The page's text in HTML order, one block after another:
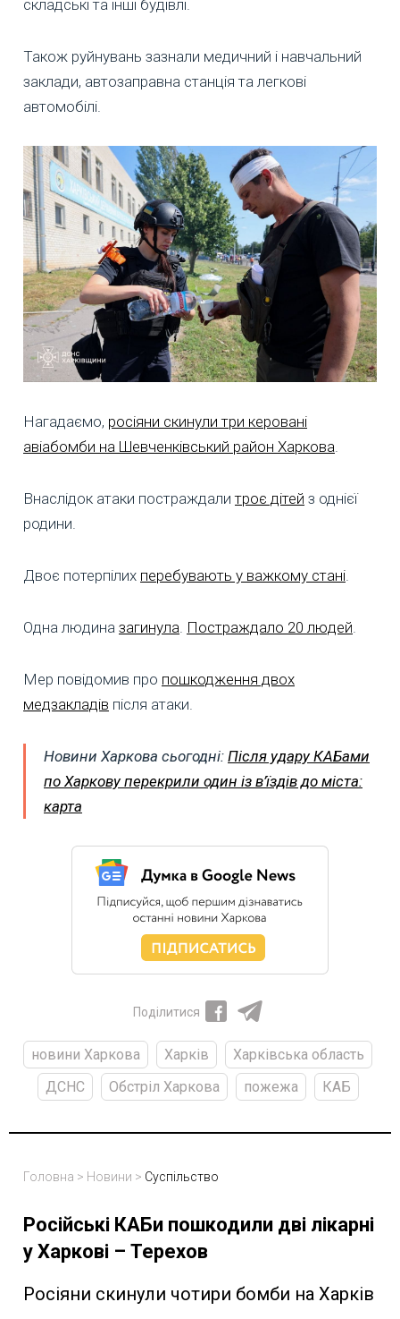
складські та інші будівлі.
Також руйнувань зазнали медичний і навчальний
заклади, автозаправна станція та легкові
автомобілі.
Нагадаємо, росіяни скинули три керовані
авіабомби на Шевченківський район Харкова
Внаслідок атаки постраждалитроє дітей з однієї
родини.
Двоє потерпілих перебувають у важкому стані
Одна людина загинула Постраждало 20 людей
Мер повідомив про пошкодження двох
медзакладів після атаки.
Новини Харкова сьогодні: Після удару КАБами
по Харкову перекрили один із в’їздів до міста:
карта
Поділитися
новини Харкова Харків
Харківська область
ДСНС
Обстріл Харкова пожежа КАБ
Головна > Новини > Суспільство
Російські КАБи пошкодили дві лікарні
у Харкові – Терехов
Росіяни скинули чотири бомби на Харків